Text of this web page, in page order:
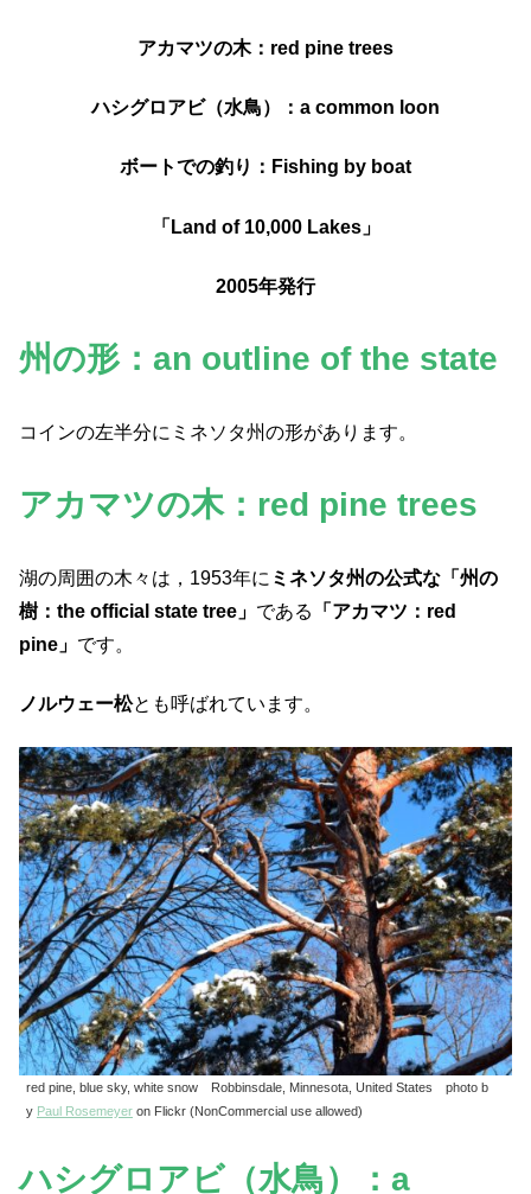
アカマツの木：red pine trees
ハシグロアビ（水鳥）：a common loon
ボートでの釣り：Fishing by boat
「Land of 10,000 Lakes」
2005年発行
州の形：an outline of the state
コインの左半分にミネソタ州の形があります。
アカマツの木：red pine trees
湖の周囲の木々は，1953年に ミネソタ州の公式な「州の
樹：the official state tree」 である
「アカマツ：red
pine」 です。
ノルウェー松とも呼ばれています。
red pine, blue sky, white snow Robbinsdale, Minnesota, United States photo b
y Paul Rosemeyer on Flickr (NonCommercial use allowed)
ハシグロアビ（水鳥）：a